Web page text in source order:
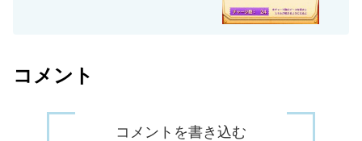
コメント
コメントを書き込む